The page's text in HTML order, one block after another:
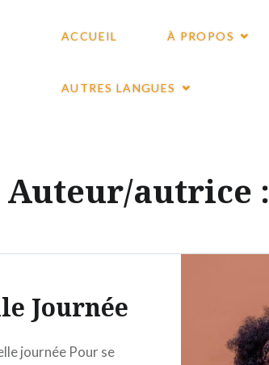
ACCUEIL À PROPOS
AUTRES LANGUES
Auteur/autrice :
Journée
journée Pour se